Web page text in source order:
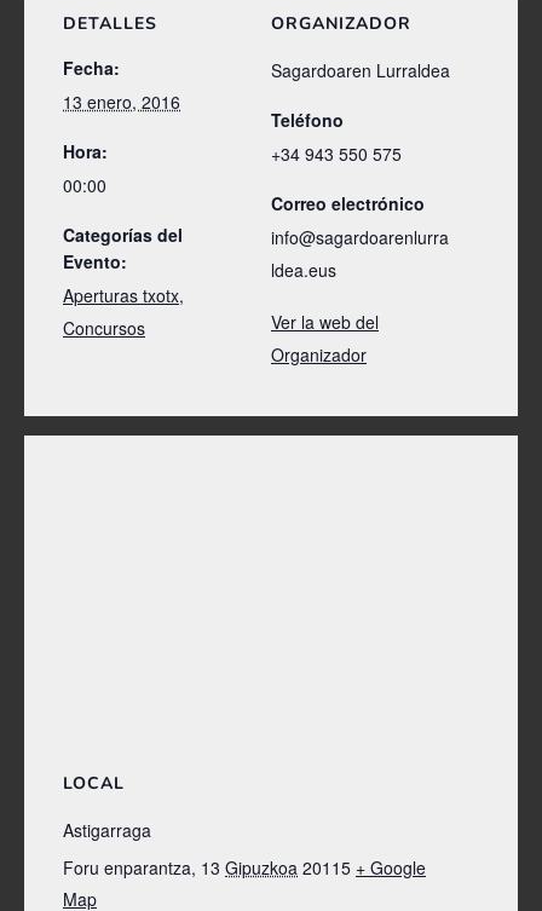
DETALLES
Fecha:
13 enero, 2016
Hora:
00:00
Categorías del
Evento:
Aperturas txotx,
Concursos
ORGANIZADOR
Sagardoaren Lurraldea
Teléfono
+34 943 550 575
Correo electrónico
info@sagardoarenlurra
ldea.eus
Ver la web del
Organizador
LOCAL
Astigarraga
Foru enparantza, 13 Gipuzkoa 20115 + Google
Map